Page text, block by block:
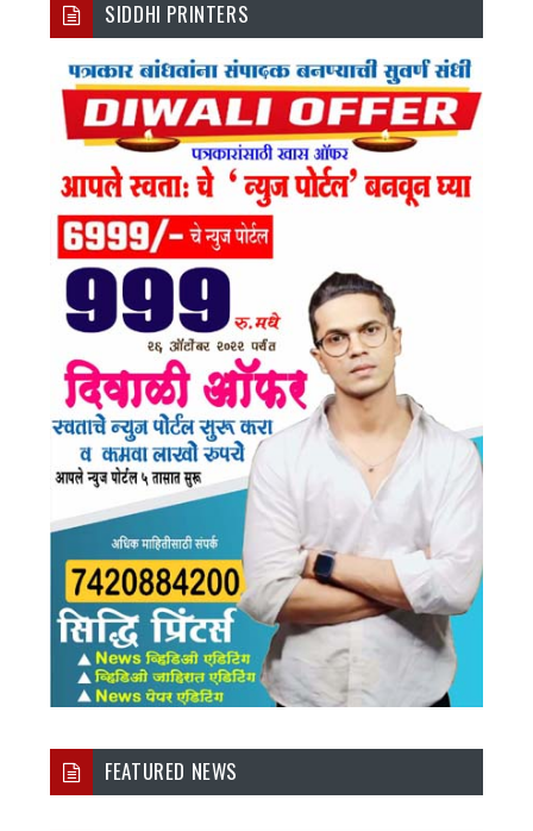
SIDDHI PRINTERS
FEATURED NEWS